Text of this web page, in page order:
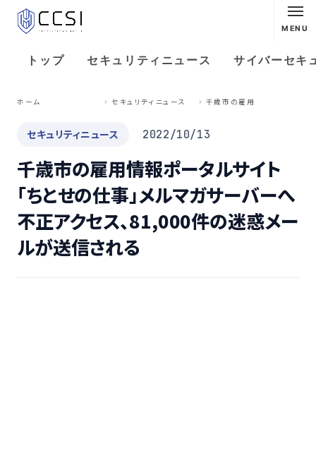
MENU
トップ セキュリティニュース サイバーセキ
ホーム セキュリティニュース
セキュリティニュース 2022/10/13
千歳市の雇用情報ポータルサイト
「ちとせの仕事」メルマガサーバーへ
不正アクセス、81,000件の迷惑メー
ルが送信される